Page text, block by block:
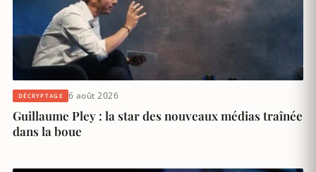
DÉCRYPTAGE 6 août 2026
Guillaume Pley : la star des nouveaux médias traînée
dans la boue